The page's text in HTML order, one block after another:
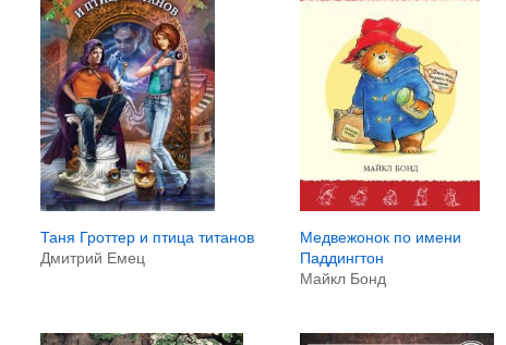
Таня Гроттер и птица титанов
Дмитрий Емец
Медвежонок по имени
Паддингтон
Майкл Бонд